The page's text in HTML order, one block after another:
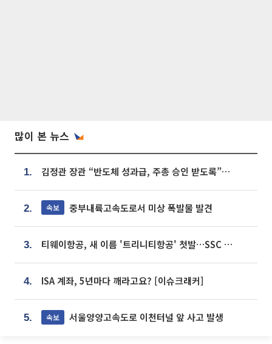
많이 본 뉴스
1. 김정관 장관 “반도체 성과급, 주총 승인 받도록”…상법·자본시장법 개정 시사
2. 속보 중부내륙고속도로서 미상 폭발물 발견
3. 티웨이항공, 새 이름 '트리니티항공' 첫발…SSC 전략 본격화
4. ISA 계좌, 5년마다 깨라고요? [이슈크래커]
5. 속보 서울양양고속도로 이천터널 앞 사고 발생